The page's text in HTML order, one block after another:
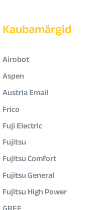
Kaubamärgid
Airobot
Aspen
Austria Email
Frico
Fuji Electric
Fujitsu
Fujitsu Comfort
Fujitsu General
Fujitsu High Power